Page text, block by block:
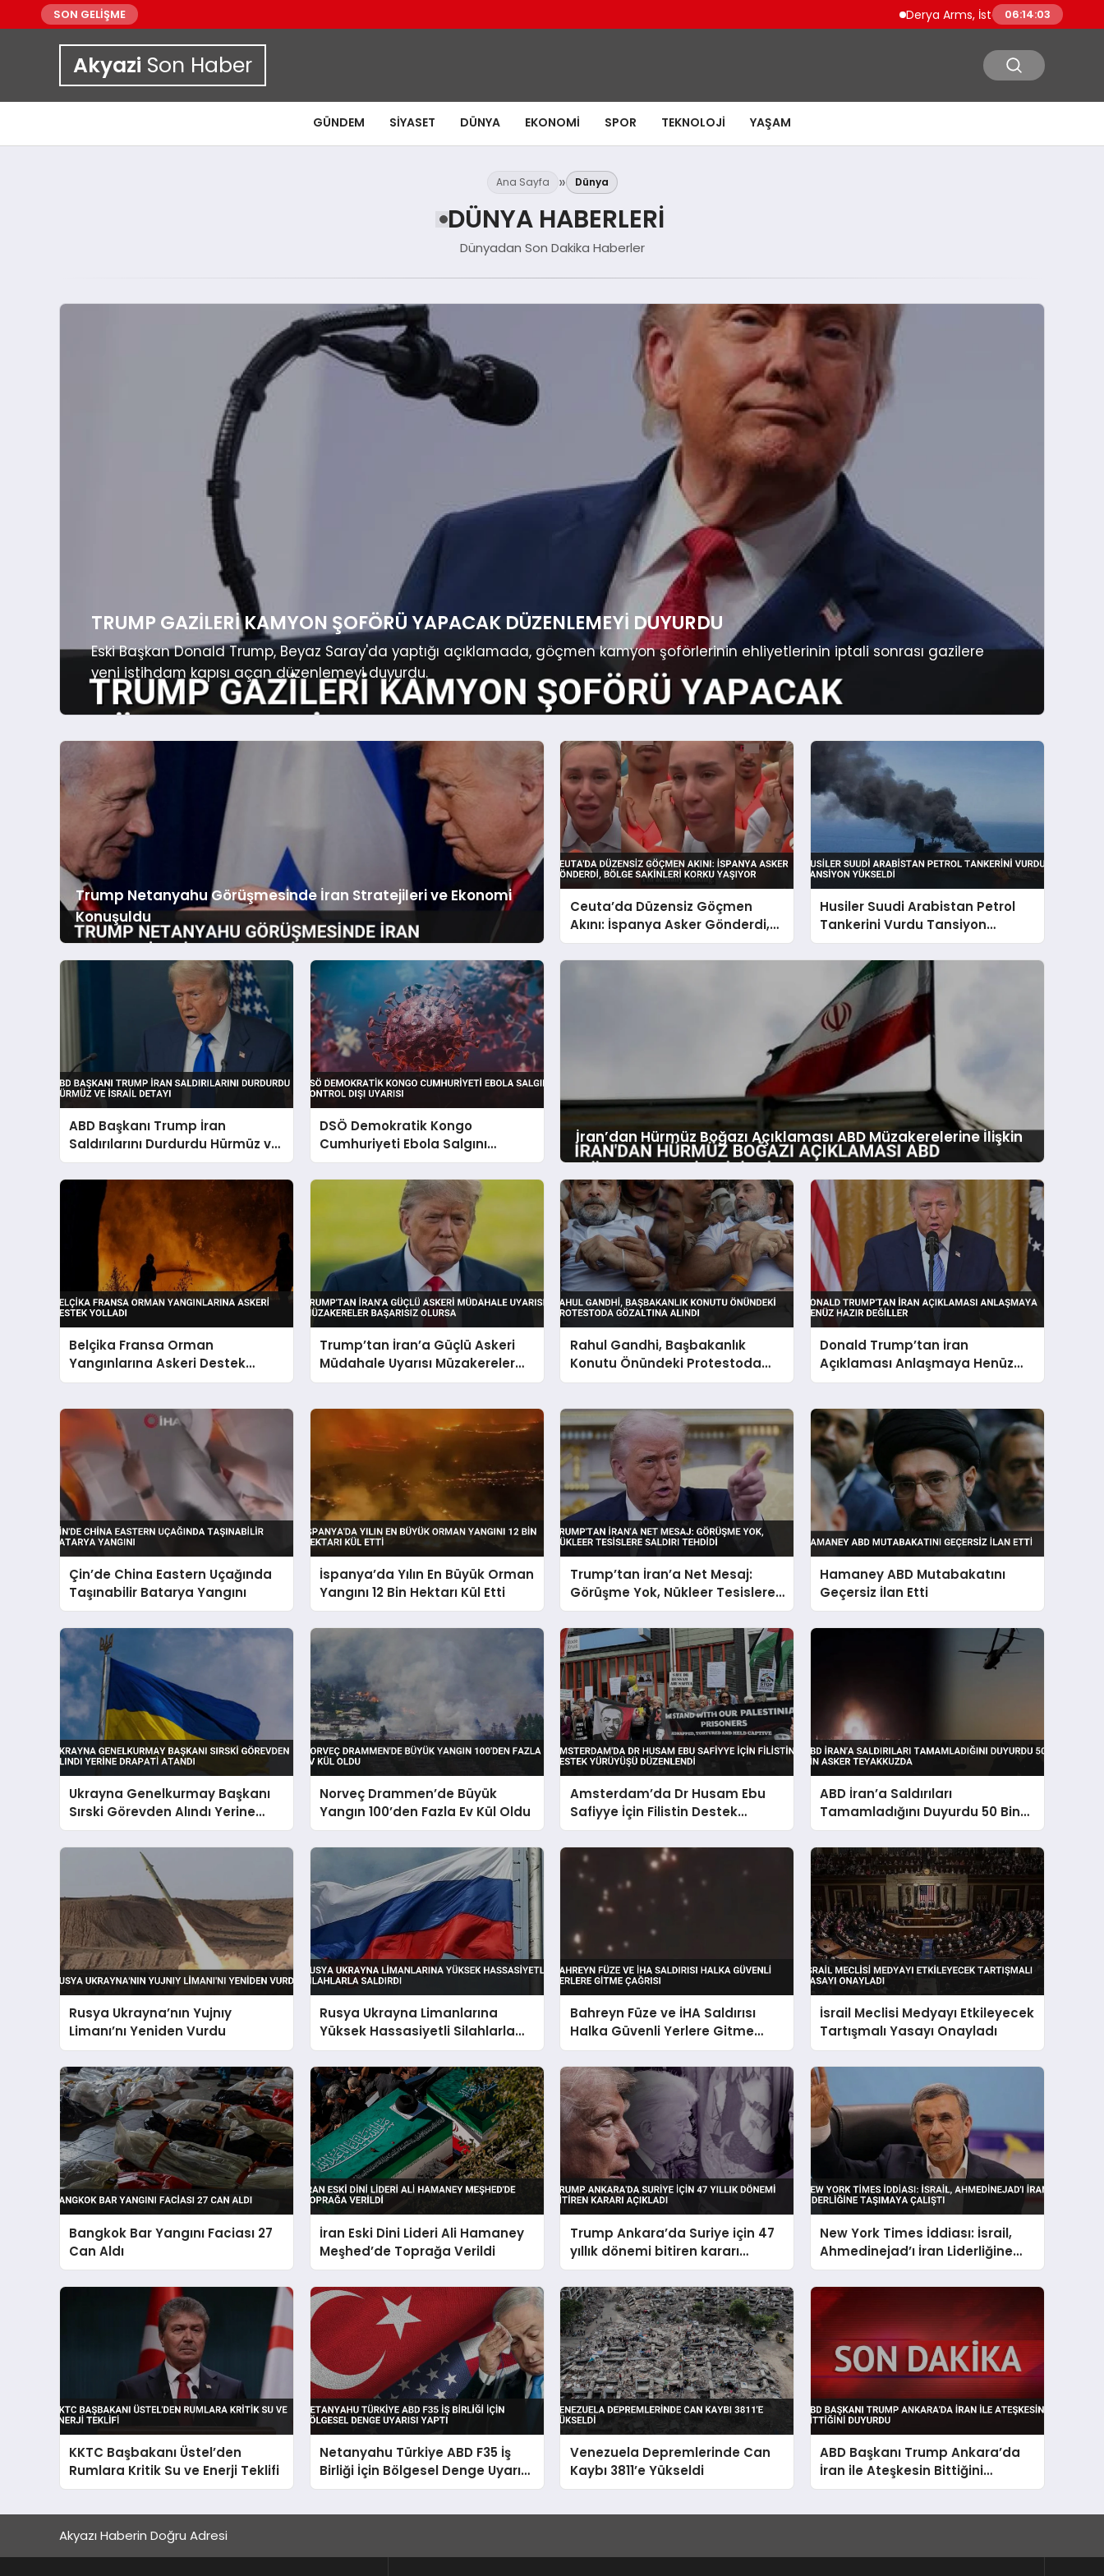
SON GELİŞME Derya Arms, İstanbul Prohunt 2026’da yeni
06:14:04
Akyazi Son Haber
GÜNDEM SIYASET DÜNYA EKONOMI SPOR TEKNOLOJI YAŞAM
Ana Sayfa Dünya
DÜNYA HABERLERI
Dünyadan Son Dakika Haberler
TRUMP GAZILERI KAMYON ŞOFÖRÜ YAPACAK DÜZENLEMEYI DUYURDU
Eski Başkan Donald Trump, Beyaz Saray'da yaptığı açıklamada, göçmen kamyon şoförlerinin ehliyetlerinin iptali sonrası gazilere
yeni istihdam kapısı açan düzenlemeyi duyurdu.
Trump Netanyahu Görüşmesinde İran Stratejileri ve Ekonomi
Konuşuldu
Ceuta’da Düzensiz Göçmen
Akını: İspanya Asker Gönderdi,
Bölge Sakinleri Korku Yaşıyor
Husiler Suudi Arabistan Petrol
Tankerini Vurdu Tansiyon
Yükseldi
ABD Başkanı Trump İran
Saldırılarını Durdurdu Hürmüz ve
İsrail Detayı
DSÖ Demokratik Kongo
Cumhuriyeti Ebola Salgını
Kontrol Dışı Uyarısı
İran’dan Hürmüz Boğazı Açıklaması ABD Müzakerelerine İlişkin
Belçika Fransa Orman
Yangınlarına Askeri Destek
Yolladı
Trump’tan İran’a Güçlü Askeri
Müdahale Uyarısı Müzakereler
Başarısız Olursa
Rahul Gandhi, Başbakanlık
Konutu Önündeki Protestoda
Gözaltına Alındı
Donald Trump’tan İran
Açıklaması Anlaşmaya Henüz
Hazır Değiller
Çin’de China Eastern Uçağında
Taşınabilir Batarya Yangını
İspanya’da Yılın En Büyük Orman
Yangını 12 Bin Hektarı Kül Etti
Trump’tan İran’a Net Mesaj:
Görüşme Yok, Nükleer Tesislere
Saldırı Tehdidi
Hamaney ABD Mutabakatını
Geçersiz İlan Etti
Ukrayna Genelkurmay Başkanı
Sırski Görevden Alındı Yerine
Drapati Atandı
Norveç Drammen’de Büyük
Yangın 100’den Fazla Ev Kül Oldu
Amsterdam’da Dr Husam Ebu
Safiyye İçin Filistin Destek
Yürüyüşü Düzenlendi
ABD İran’a Saldırıları
Tamamladığını Duyurdu 50 Bin
Asker Teyakkuzda
Rusya Ukrayna’nın Yujnıy
Limanı’nı Yeniden Vurdu
Rusya Ukrayna Limanlarına
Yüksek Hassasiyetli Silahlarla
Saldırdı
Bahreyn Füze ve İHA Saldırısı
Halka Güvenli Yerlere Gitme
Çağrısı
İsrail Meclisi Medyayı Etkileyecek
Tartışmalı Yasayı Onayladı
Bangkok Bar Yangını Faciası 27
Can Aldı
İran Eski Dini Lideri Ali Hamaney
Meşhed’de Toprağa Verildi
Trump Ankara’da Suriye için 47
yıllık dönemi bitiren kararı
açıkladı
New York Times İddiası: İsrail,
Ahmedinejad’ı İran Liderliğine
Taşımaya Çalıştı
KKTC Başbakanı Üstel’den
Rumlara Kritik Su ve Enerji Teklifi
Netanyahu Türkiye ABD F35 İş
Birliği İçin Bölgesel Denge Uyarısı
Yaptı
Venezuela Depremlerinde Can
Kaybı 3811’e Yükseldi
ABD Başkanı Trump Ankara’da
İran ile Ateşkesin Bittiğini
Duyurdu
Akyazı Haberin Doğru Adresi